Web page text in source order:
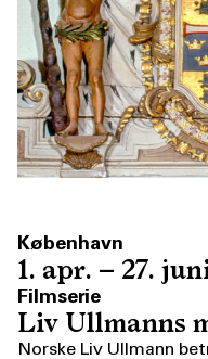
København
1. apr. – 27.
Filmserie
Liv Ullmanns
Norske Liv Ullmann